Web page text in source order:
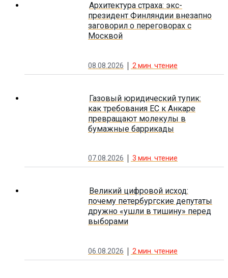
Архитектура страха: экс-
президент Финляндии внезапно
заговорил о переговорах с
Москвой
08.08.2026 2 мин. чтение
Газовый юридический тупик:
как требования ЕС к Анкаре
превращают молекулы в
бумажные баррикады
07.08.2026 3 мин. чтение
Великий цифровой исход:
почему петербургские депутаты
дружно «ушли в тишину» перед
выборами
06.08.2026 2 мин. чтение